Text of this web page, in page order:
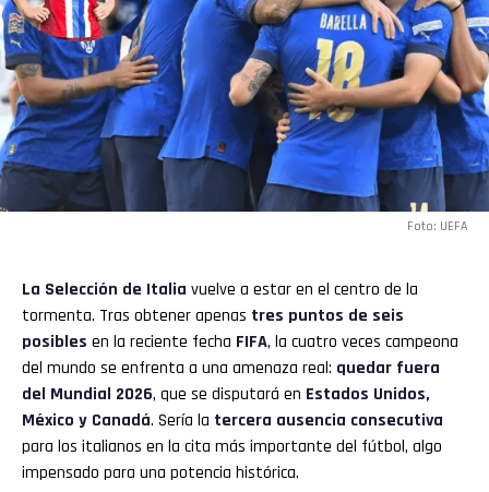
Foto: UEFA
La Selección de Italia vuelve a estar en el centro de la
tormenta. Tras obtener apenas tres puntos de seis
posibles en la reciente fecha FIFA, la cuatro veces campeona
del mundo se enfrenta a una amenaza real: quedar fuera
del Mundial 2026, que se disputará en Estados Unidos,
México y Canadá. Sería la tercera ausencia consecutiva
para los italianos en la cita más importante del fútbol, algo
impensado para una potencia histórica.
Reddit
Pinterest
Whatsapp
Email